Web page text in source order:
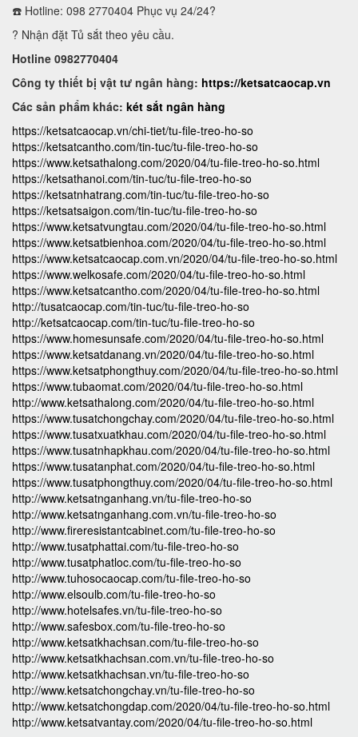
☎️ Hotline: 098 2770404 Phục vụ 24/24?
? Nhận đặt Tủ sắt theo yêu cầu.
Hotline 0982770404
Công ty thiết bị vật tư ngân hàng: https://ketsatcaocap.vn
Các sản phẩm khác: két sắt ngân hàng
https://ketsatcaocap.vn/chi-tiet/tu-file-treo-ho-so
https://ketsatcantho.com/tin-tuc/tu-file-treo-ho-so
https://www.ketsathalong.com/2020/04/tu-file-treo-ho-so.html
https://ketsathanoi.com/tin-tuc/tu-file-treo-ho-so
https://ketsatnhatrang.com/tin-tuc/tu-file-treo-ho-so
https://ketsatsaigon.com/tin-tuc/tu-file-treo-ho-so
https://www.ketsatvungtau.com/2020/04/tu-file-treo-ho-so.html
https://www.ketsatbienhoa.com/2020/04/tu-file-treo-ho-so.html
https://www.ketsatcaocap.com.vn/2020/04/tu-file-treo-ho-so.html
https://www.welkosafe.com/2020/04/tu-file-treo-ho-so.html
https://www.ketsatcantho.com/2020/04/tu-file-treo-ho-so.html
http://tusatcaocap.com/tin-tuc/tu-file-treo-ho-so
http://ketsatcaocap.com/tin-tuc/tu-file-treo-ho-so
https://www.homesunsafe.com/2020/04/tu-file-treo-ho-so.html
https://www.ketsatdanang.vn/2020/04/tu-file-treo-ho-so.html
https://www.ketsatphongthuy.com/2020/04/tu-file-treo-ho-so.html
https://www.tubaomat.com/2020/04/tu-file-treo-ho-so.html
http://www.ketsathalong.com/2020/04/tu-file-treo-ho-so.html
https://www.tusatchongchay.com/2020/04/tu-file-treo-ho-so.html
https://www.tusatxuatkhau.com/2020/04/tu-file-treo-ho-so.html
https://www.tusatnhapkhau.com/2020/04/tu-file-treo-ho-so.html
https://www.tusatanphat.com/2020/04/tu-file-treo-ho-so.html
https://www.tusatphongthuy.com/2020/04/tu-file-treo-ho-so.html
http://www.ketsatnganhang.vn/tu-file-treo-ho-so
http://www.ketsatnganhang.com.vn/tu-file-treo-ho-so
http://www.fireresistantcabinet.com/tu-file-treo-ho-so
http://www.tusatphattai.com/tu-file-treo-ho-so
http://www.tusatphatloc.com/tu-file-treo-ho-so
http://www.tuhosocaocap.com/tu-file-treo-ho-so
http://www.elsoulb.com/tu-file-treo-ho-so
http://www.hotelsafes.vn/tu-file-treo-ho-so
http://www.safesbox.com/tu-file-treo-ho-so
http://www.ketsatkhachsan.com/tu-file-treo-ho-so
http://www.ketsatkhachsan.com.vn/tu-file-treo-ho-so
http://www.ketsatkhachsan.vn/tu-file-treo-ho-so
http://www.ketsatchongchay.vn/tu-file-treo-ho-so
http://www.ketsatchongdap.com/2020/04/tu-file-treo-ho-so.html
http://www.ketsatvantay.com/2020/04/tu-file-treo-ho-so.html